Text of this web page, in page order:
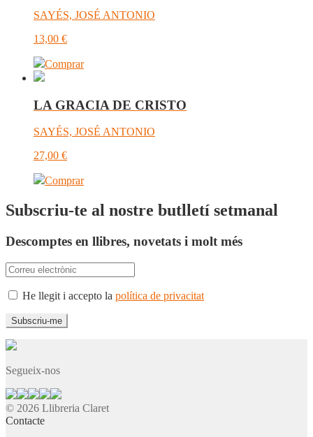
SAYÉS, JOSÉ ANTONIO
13,00 €
Comprar
LA GRACIA DE CRISTO
SAYÉS, JOSÉ ANTONIO
27,00 €
Comprar
Subscriu-te al nostre butlletí setmanal
Descomptes en llibres, novetats i molt més
He llegit i accepto la política de privacitat
Segueix-nos
© 2026 Llibreria Claret
Contacte